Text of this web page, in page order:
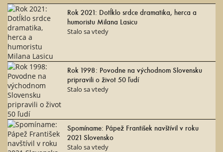
Rok 2021: Dotĺklo srdce dramatika, herca a
humoristu Milana Lasicu
Stalo sa vtedy
Rok 1998: Povodne na východnom Slovensku
pripravili o život 50 ľudí
Stalo sa vtedy
Spomíname: Pápež František navštívil v roku
2021 Slovensko
Stalo sa vtedy